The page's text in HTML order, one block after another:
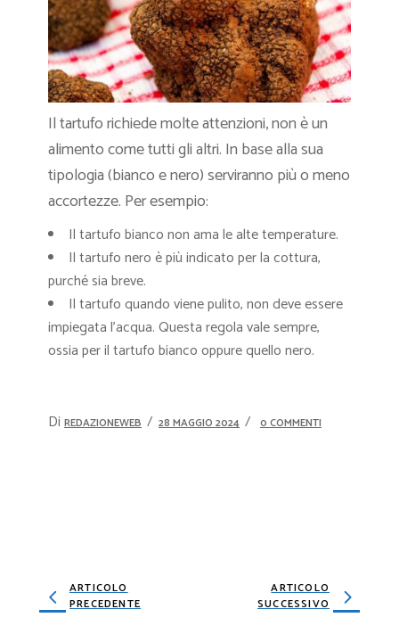
Il tartufo richiede molte attenzioni, non è un
alimento come tutti gli altri. In base alla sua
tipologia (bianco e nero) serviranno più o meno
accortezze. Per esempio:
Il tartufo bianco non ama le alte temperature.
Il tartufo nero è più indicato per la cottura,
purché sia breve.
Il tartufo quando viene pulito, non deve essere
impiegata l’acqua. Questa regola vale sempre,
ossia per il tartufo bianco oppure quello nero.
Di REDAZIONEWEB 28 MAGGIO 2024 0 COMMENTI
ARTICOLO
PRECEDENTE
ARTICOLO
SUCCESSIVO